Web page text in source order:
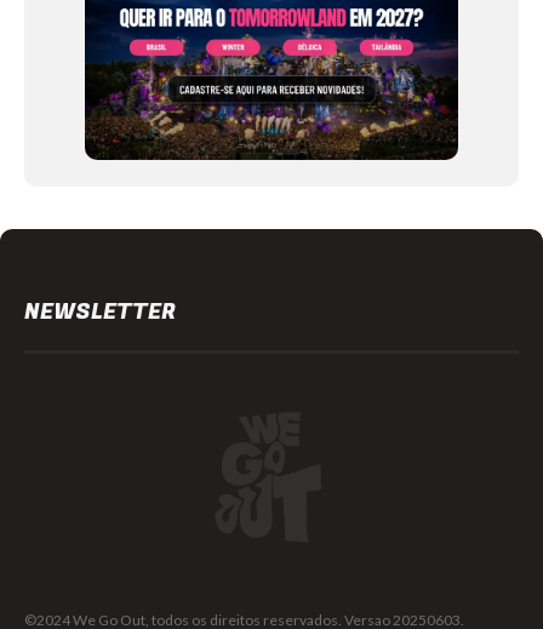
NEWSLETTER
©2024 We Go Out, todos os direitos reservados. Versao 20250603.